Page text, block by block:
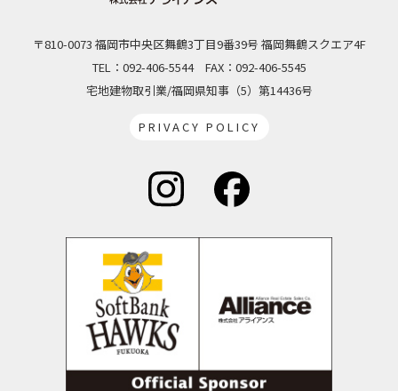
〒810-0073 福岡市中央区舞鶴3丁目9番39号 福岡舞鶴スクエア4F
TEL：092-406-5544 FAX：092-406-5545
宅地建物取引業/福岡県知事（5）第14436号
PRIVACY POLICY